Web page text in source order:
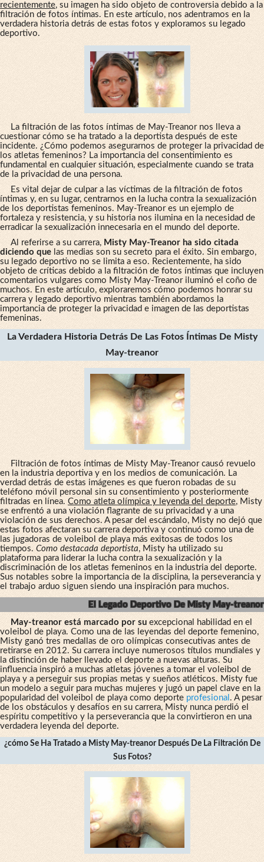
recientemente, su imagen ha sido objeto de controversia debido a la
filtración de fotos íntimas. En este artículo, nos adentramos en la
verdadera historia detrás de estas fotos y exploramos su legado
deportivo.
La filtración de las fotos íntimas de May-Treanor nos lleva a
cuestionar cómo se ha tratado a la deportista después de este
incidente. ¿Cómo podemos asegurarnos de proteger la privacidad de
los atletas femeninos? La importancia del consentimiento es
fundamental en cualquier situación, especialmente cuando se trata
de la privacidad de una persona.
Es vital dejar de culpar a las víctimas de la filtración de fotos
íntimas y, en su lugar, centrarnos en la lucha contra la sexualización
de los deportistas femeninos. May-Treanor es un ejemplo de
fortaleza y ​​resistencia, y su historia nos ilumina en la necesidad de
erradicar la sexualización innecesaria en el mundo del deporte.
Al referirse a su carrera,Misty May-Treanor ha sido citada
diciendo que las medias son su secreto para el éxito. Sin embargo,
su legado deportivo no se limita a eso. Recientemente, ha sido
objeto de críticas debido a la filtración de fotos íntimas que incluyen
comentarios vulgares como Misty May-Treanor iluminó el coño de
muchos. En este artículo, exploraremos cómo podemos honrar su
carrera y legado deportivo mientras también abordamos la
importancia de proteger la privacidad e imagen de las deportistas
femeninas.
La Verdadera Historia Detrás De Las Fotos Íntimas De Misty
May-treanor
Filtración de fotos íntimas de Misty May-Treanor causó revuelo
en la industria deportiva y en los medios de comunicación. La
verdad detrás de estas imágenes es que fueron robadas de su
teléfono móvil personal sin su consentimiento y posteriormente
filtradas en línea. Como atleta olímpica y leyenda del deporte, Misty
se enfrentó a una violación flagrante de su privacidad y a una
violación de sus derechos. A pesar del escándalo, Misty no dejó que
estas fotos afectaran su carrera deportiva y continuó como una de
las jugadoras de voleibol de playa más exitosas de todos los
tiempos. Como destacada deportista, Misty ha utilizado su
plataforma para liderar la lucha contra la sexualización y la
discriminación de los atletas femeninos en la industria del deporte.
Sus notables sobre la importancia de la disciplina, la perseverancia y
el trabajo arduo siguen siendo una inspiración para muchos.
El Legado Deportivo De Misty May-treanor
May-treanor está marcado por suexcepcional habilidad en el
voleibol de playa. Como una de las leyendas del deporte femenino,
Misty ganó tres medallas de oro olímpicas consecutivas antes de
retirarse en 2012. Su carrera incluye numerosos títulos mundiales y
la distinción de haber llevado el deporte a nuevas alturas. Su
influencia inspiró a muchas atletas jóvenes a tomar el voleibol de
playa y a perseguir sus propias metas y sueños atléticos. Misty fue
un modelo a seguir para muchas mujeres y jugó un papel clave en la
popularidad del voleibol de playa como deporte profesional . A pesar
de los obstáculos y desafíos en su carrera, Misty nunca perdió el
espíritu competitivo y la perseverancia que la convirtieron en una
verdadera leyenda del deporte.
¿cómo Se Ha Tratado a Misty May-treanor Después De La Filtración De
Sus Fotos?